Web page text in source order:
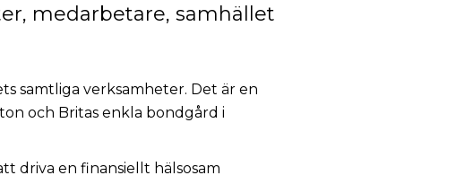
medarbetare, samhället
samtliga verksamheter. Det är en
och Britas enkla bondgård i
driva en finansiellt hälsosam